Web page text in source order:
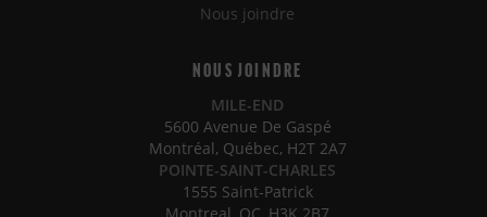
Nous joindre
NOUS JOINDRE
MILE-END
5600 Avenue De Gaspé
Montréal, Québec, H2T 2A7
POINTE-SAINT-CHARLES
1555 Saint-Patrick